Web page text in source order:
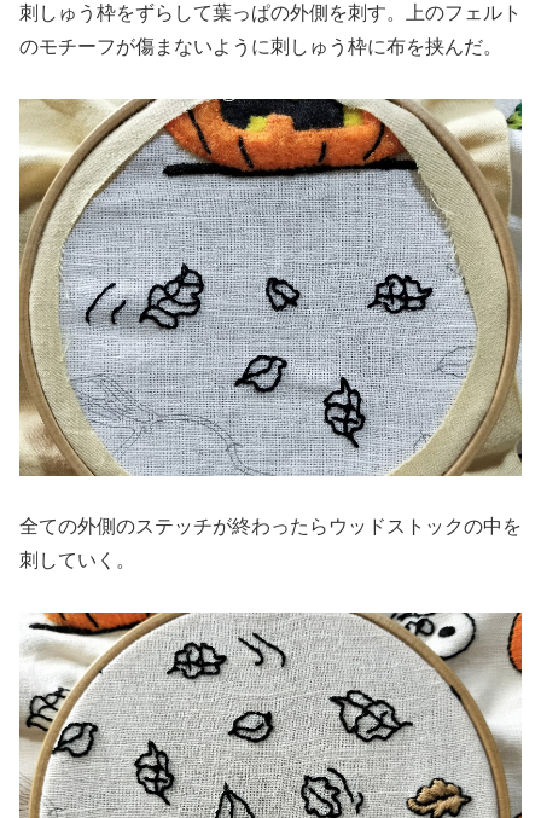
刺しゅう枠をずらして葉っぱの外側を刺す。上のフェルト
のモチーフが傷まないように刺しゅう枠に布を挟んだ。
全ての外側のステッチが終わったらウッドストックの中を
刺していく。